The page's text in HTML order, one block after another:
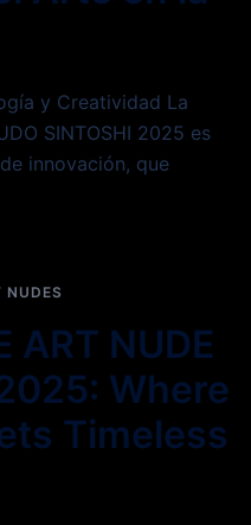
y Creatividad La
SINTOSHI 2025 es
innovación, que
NUDES
ART NUDE
Where
Timeless